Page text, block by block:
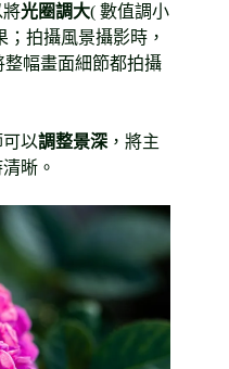
將光圈調大( 數值調小
拍攝風景攝影時，
整幅畫面細節都拍攝
以調整景深 ，將主
晰。